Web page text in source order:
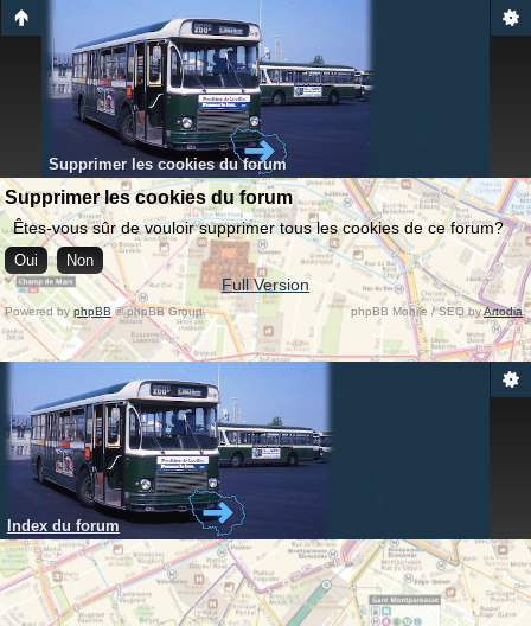
Supprimer les cookies du forum
Supprimer les cookies du forum
Êtes-vous sûr de vouloir supprimer tous les cookies de ce forum?
Full Version
Powered byphpBB © phpBB Group. phpBB Mobile / SEO byArtodia.
Index du forum